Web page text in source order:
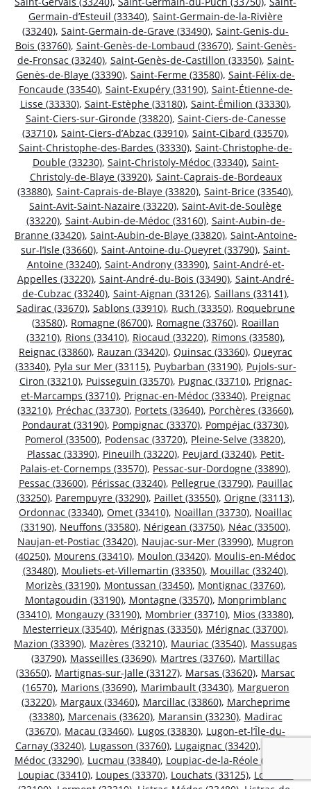
Germain-d’Esteuil (33340), Saint-Germain-de-la-Rivière
(33240), Saint-Germain-de-Grave (33490), Saint-Genis-du-
Bois (33760), Saint-Genès-de-Lombaud (33670), Saint-Genès-
de-Fronsac (33240), Saint-Genès-de-Castillon (33350), Saint-
Genès-de-Blaye (33390), Saint-Ferme (33580), Saint-Félix-de-
Foncaude (33540), Saint-Exupéry (33190), Saint-Étienne-de-
Lisse (33330), Saint-Estèphe (33180), Saint-Émilion (33330),
Saint-Ciers-sur-Gironde (33820), Saint-Ciers-de-Canesse
(33710), Saint-Ciers-d’Abzac (33910), Saint-Cibard (33570),
Saint-Christophe-des-Bardes (33330), Saint-Christophe-de-
Double (33230), Saint-Christoly-Médoc (33340), Saint-
Christoly-de-Blaye (33920), Saint-Caprais-de-Bordeaux
(33880), Saint-Caprais-de-Blaye (33820), Saint-Brice (33540),
Saint-Avit-Saint-Nazaire (33220), Saint-Avit-de-Soulège
(33220), Saint-Aubin-de-Médoc (33160), Saint-Aubin-de-
Branne (33420), Saint-Aubin-de-Blaye (33820), Saint-Antoine-
sur-l’Isle (33660), Saint-Antoine-du-Queyret (33790), Saint-
Antoine (33240), Saint-Androny (33390), Saint-André-et-
Appelles (33220), Saint-André-du-Bois (33490), Saint-André-
de-Cubzac (33240), Saint-Aignan (33126), Saillans (33141),
Sadirac (33670), Sablons (33910), Ruch (33350), Roquebrune
(33580), Romagne (86700), Romagne (33760), Roaillan
(33210), Rions (33410), Riocaud (33220), Rimons (33580),
Reignac (33860), Rauzan (33420), Quinsac (33360), Queyrac
(33340), Pyla sur Mer (33115), Puybarban (33190), Pujols-sur-
Ciron (33210), Puisseguin (33570), Pugnac (33710), Prignac-
et-Marcamps (33710), Prignac-en-Médoc (33340), Preignac
(33210), Préchac (33730), Portets (33640), Porchères (33660),
Pondaurat (33190), Pompignac (33370), Pompéjac (33730),
Pomerol (33500), Podensac (33720), Pleine-Selve (33820),
Plassac (33390), Pineuilh (33220), Peujard (33240), Petit-
Palais-et-Cornemps (33570), Pessac-sur-Dordogne (33890),
Pessac (33600), Périssac (33240), Pellegrue (33790), Pauillac
(33250), Parempuyre (33290), Paillet (33550), Origne (33113),
Ordonnac (33340), Omet (33410), Noaillan (33730), Noaillac
(33190), Neuffons (33580), Nérigean (33750), Néac (33500),
Naujan-et-Postiac (33420), Naujac-sur-Mer (33990), Mugron
(40250), Mourens (33410), Moulon (33420), Moulis-en-Médoc
(33480), Mouliets-et-Villemartin (33350), Mouillac (33240),
Morizès (33190), Montussan (33450), Montignac (33760),
Montagoudin (33190), Montagne (33570), Monprimblanc
(33410), Mongauzy (33190), Mombrier (33710), Mios (33380),
Mesterrieux (33540), Mérignas (33350), Mérignac (33700),
Mazion (33390), Mazères (33210), Mauriac (33540), Massugas
(33790), Masseilles (33690), Martres (33760), Martillac
(33650), Martignas-sur-Jalle (33127), Marsas (33620), Marsac
(16570), Marions (33690), Marimbault (33430), Margueron
(33220), Margaux (33460), Marcillac (33860), Marcheprime
(33380), Marcenais (33620), Maransin (33230), Madirac
(33670), Macau (33460), Lugos (33830), Lugon-et-l’Île-du-
Carnay (33240), Lugasson (33760), Lugaignac (33420),
Médoc (33290), Lucmau (33840), Loupiac-de-la-Réole (33190)
Loupiac (33410), Loupes (33370), Louchats (33125), Loubens